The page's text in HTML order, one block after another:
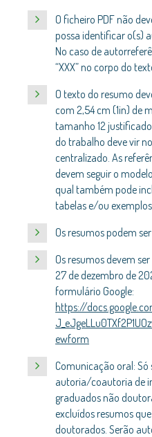
O ficheiro PDF não
possa identificar o(s)
No caso de
“XXX” no corpo do
O texto do resumo
com 2,54 cm (1in) de
tamanho 12
do trabalho deve vir
centralizado. As
devem seguir o
qual também pode
tabelas e/ou
Os resumos podem
Os resumos devem
27 de dezembro de
formulário Google:
https://
ewform
Comunicação oral: Só
autoria/coautoria de
graduados não
excluídos resumos
doutorados. Serão